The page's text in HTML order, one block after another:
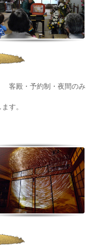
客殿・予約制・夜間のみ
す。